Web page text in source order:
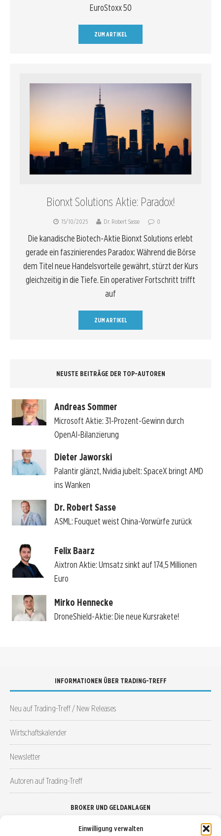
Einwilligung verwalten
EuroStoxx 50
ZUM ARTIKEL
Bionxt Solutions Aktie: Paradox!
15/10/2025 Dr. Robert Sasse 0
Die kanadische Biotech-Aktie Bionxt Solutions erlebt
gerade ein faszinierendes Paradox: Während die Börse
dem Titel neue Handelsvorteile gewährt, stürzt der Kurs
gleichzeitig in die Tiefe. Ein operativer Fortschritt trifft
auf
ZUM ARTIKEL
NEUSTE BEITRÄGE DER TOP-AUTOREN
Andreas Sommer
Microsoft Aktie: 31-Prozent-Gewinn durch
OpenAI-Bilanzierung
Dieter Jaworski
Palantir glänzt, Nvidia jubelt: SpaceX bringt AMD
ins Wanken
Dr. Robert Sasse
ASML: Fouquet weist China-Vorwürfe zurück
Felix Baarz
Aixtron Aktie: Umsatz sinkt auf 174,5 Millionen
Euro
Mirko Hennecke
DroneShield-Aktie: Die neue Kursrakete!
INFORMATIONEN ÜBER TRADING-TREFF
Neu auf Trading-Treff / New Releases
Wirtschaftskalender
Newsletter
Autoren auf Trading-Treff
BROKER UND GELDANLAGEN